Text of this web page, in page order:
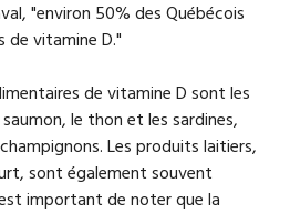
"environ 50% des Québécois
vitamine D."
de vitamine D sont les
le thon et les sardines,
Les produits laitiers,
sont également souvent
important de noter que la